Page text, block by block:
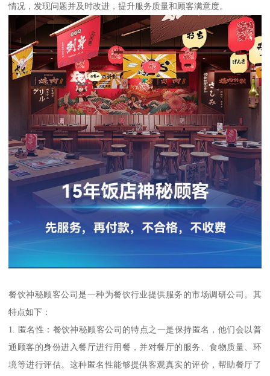
情况，发现问题并及时改进，提升服务质量和顾客满意度。
餐饮神秘顾客公司是一种为餐饮行业提供服务的市场调研公司。其
特点如下：
1. 匿名性：餐饮神秘顾客公司的特点之一是保持匿名，他们会以普
通顾客的身份进入餐厅进行用餐，并对餐厅的服务、食物质量、环
境等进行评估。这种匿名性能够提供客观真实的评价，帮助餐厅了